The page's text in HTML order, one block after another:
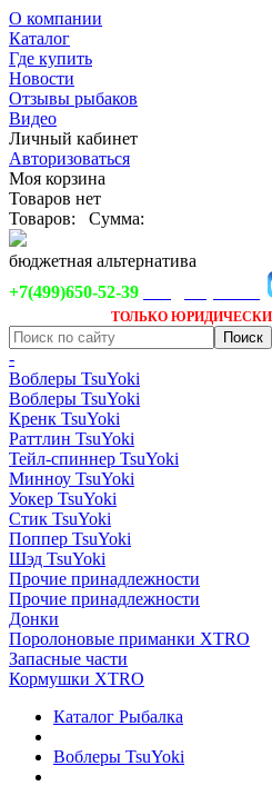
О компании
Каталог
Где купить
Новости
Отзывы рыбаков
Видео
Личный кабинет
Авторизоваться
Моя корзина
Товаров нет
Товаров:
Сумма:
бюджетная альтернатива
+7(499)650-52-39
ТОЛЬКО
-
Воблеры TsuYoki
Воблеры TsuYoki
Кренк TsuYoki
Раттлин TsuYoki
Тейл-спиннер TsuYoki
Минноу TsuYoki
Уокер TsuYoki
Стик TsuYoki
Поппер TsuYoki
Шэд TsuYoki
Прочие принадлежности
Прочие принадлежности
Донки
Поролоновые приманки XTRO
Запасные части
Кормушки XTRO
Каталог Рыбалка
Воблеры TsuYoki